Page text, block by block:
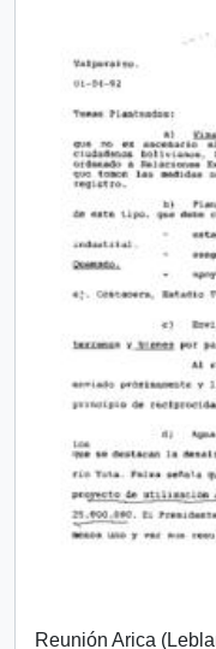
Reunión Arica